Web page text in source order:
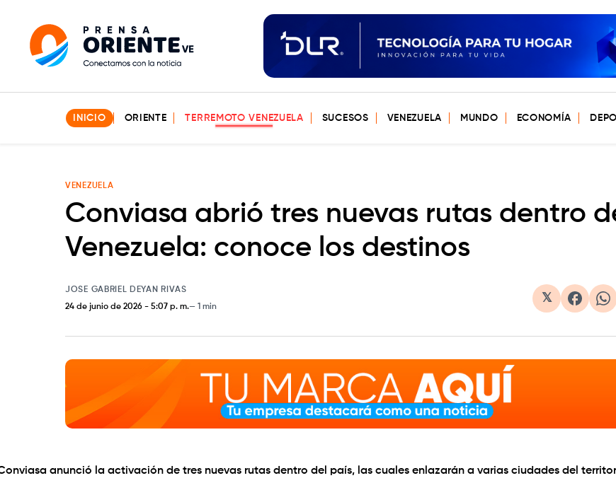
INICIO ORIENTE TERREMOTO VENEZUELA SUCESOS VENEZUELA MUNDO ECONOMÍA
VENEZUELA
Conviasa abrió tres nuevas rutas dentro
Venezuela: conoce los destinos
JOSE GABRIEL DEYAN RIVAS
24 de junio de 2026 - 5:07 p. m. 1 min
𝕏
anunció la activación de tres nuevas rutas dentro del país, las cuales enlazarán a varias ciudades del